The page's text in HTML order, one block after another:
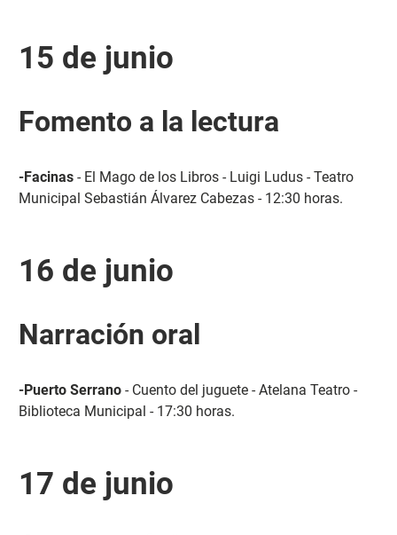
15 de junio
Fomento a la lectura
-Facinas- El Mago de los Libros - Luigi Ludus - Teatro
Municipal Sebastián Álvarez Cabezas - 12:30 horas.
16 de junio
Narración oral
-Puerto Serrano- Cuento del juguete - Atelana Teatro -
Biblioteca Municipal - 17:30 horas.
17 de junio